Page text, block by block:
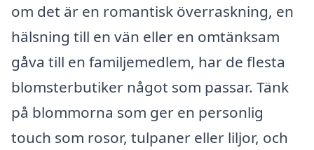
om det är en romantisk överraskning, en
hälsning till en vän eller en omtänksam
gåva till en familjemedlem, har de flesta
blomsterbutiker något som passar. Tänk
på blommorna som ger en personlig
touch som rosor, tulpaner eller liljor, och